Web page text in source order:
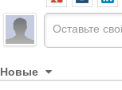
Новые